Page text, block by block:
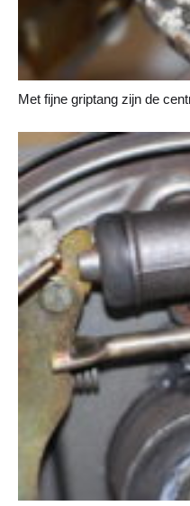
Met fijne griptang zijn de